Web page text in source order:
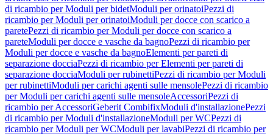
di ricambio per Moduli per bidetModuli per orinatoiPezzi di
ricambio per Moduli per orinatoiModuli per docce con scarico a
paretePezzi di ricambio per Moduli per docce con scarico a
pareteModuli per docce e vasche da bagnoPezzi di ricambio per
Moduli per docce e vasche da bagnoElementi per pareti di
separazione docciaPezzi di ricambio per Elementi per pareti di
separazione docciaModuli per rubinettiPezzi di ricambio per Moduli
per rubinettiModuli per carichi agenti sulle mensolePezzi di ricambio
per Moduli per carichi agenti sulle mensoleAccessoriPezzi di
ricambio per AccessoriGeberit CombifixModuli d'installazionePezzi
di ricambio per Moduli d'installazioneModuli per WCPezzi di
ricambio per Moduli per WCModuli per lavabiPezzi di ricambio per